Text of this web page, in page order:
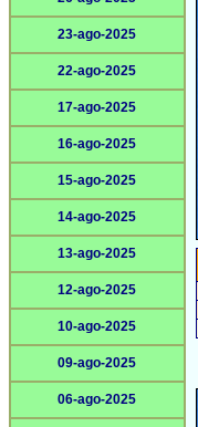
23-ago-2025
22-ago-2025
17-ago-2025
16-ago-2025
15-ago-2025
14-ago-2025
13-ago-2025
12-ago-2025
10-ago-2025
09-ago-2025
06-ago-2025